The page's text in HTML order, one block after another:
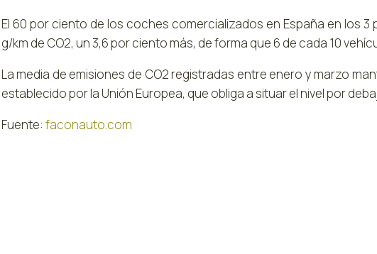
El 60 por ciento de los coches comercializados en España en los 3
g/km de CO2, un 3,6 por ciento más, de forma que 6 de cada 10
La media de emisiones de CO2 registradas entre enero y marzo
establecido por la Unión Europea, que obliga a situar el nivel por
Fuente: faconauto.com